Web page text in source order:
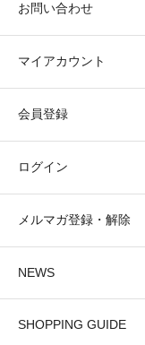
お問い合わせ
マイアカウント
会員登録
ログイン
メルマガ登録・解除
NEWS
SHOPPING GUIDE